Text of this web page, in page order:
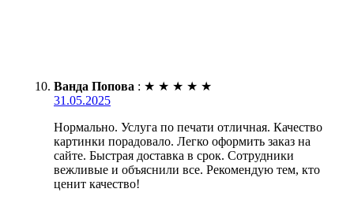
Ванда Попова : ★ ★ ★ ★ ★
31.05.2025
Нормально. Услуга по печати отличная. Качество
картинки порадовало. Легко оформить заказ на
сайте. Быстрая доставка в срок. Сотрудники
вежливые и объяснили все. Рекомендую тем, кто
ценит качество!